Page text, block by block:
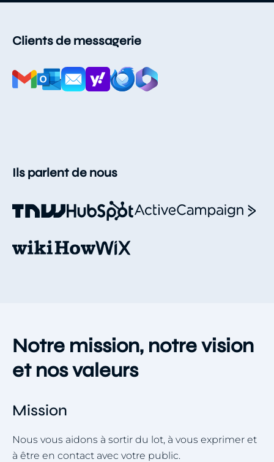
Clients de messagerie
Ils parlent de nous
Notre mission, notre vision
et nos valeurs
Mission
Nous vous aidons à sortir du lot, à vous exprimer et
à être en contact avec votre public.